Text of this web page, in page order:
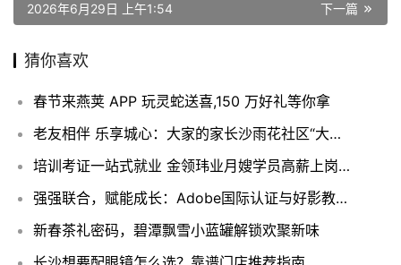
下一篇
2026年6月29日 上午1:54
猜你喜欢
春节来燕荚 APP 玩灵蛇送喜,150 万好礼等你拿
老友相伴 乐享城心：大家的家长沙雨花社区“大家老友节”温暖开展
培训考证一站式就业 金领玮业月嫂学员高薪上岗不愁
强强联合，赋能成长：Adobe国际认证与好影教育的共赢之路
新春茶礼密码，碧潭飘雪小蓝罐解锁欢聚新味